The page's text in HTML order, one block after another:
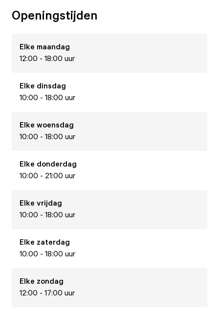
Openingstijden
Elke maandag
12:00 - 18:00 uur
Elke dinsdag
10:00 - 18:00 uur
Elke woensdag
10:00 - 18:00 uur
Elke donderdag
10:00 - 21:00 uur
Elke vrijdag
10:00 - 18:00 uur
Elke zaterdag
10:00 - 18:00 uur
Elke zondag
12:00 - 17:00 uur